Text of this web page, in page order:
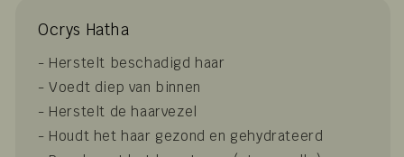
Ocrys Hatha
- Herstelt beschadigd haar
- Voedt diep van binnen
- Herstelt de haarvezel
- Houdt het haar gezond en gehydrateerd